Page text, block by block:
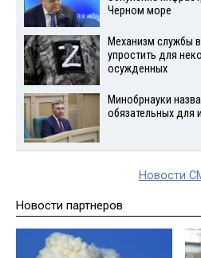
Черном море
Механизм службы
упростить для
осужденных
Минобрнауки
обязательных для
Новости
Новости партнеров